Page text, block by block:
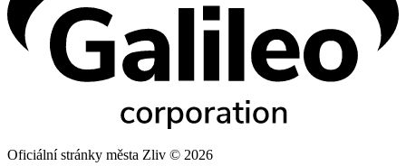
Oficiální stránky města Zliv © 2026